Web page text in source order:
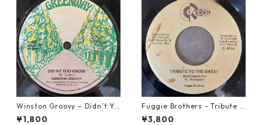
Winston Groovy – Didn’t Yo
u Know【7-21811】
¥1,800
Fuggie Brothers - Tribute T
o The Great【7-21765】
¥3,800